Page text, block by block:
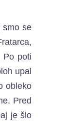
smo se
Po poti
upal
obleko
Pred
je šlo